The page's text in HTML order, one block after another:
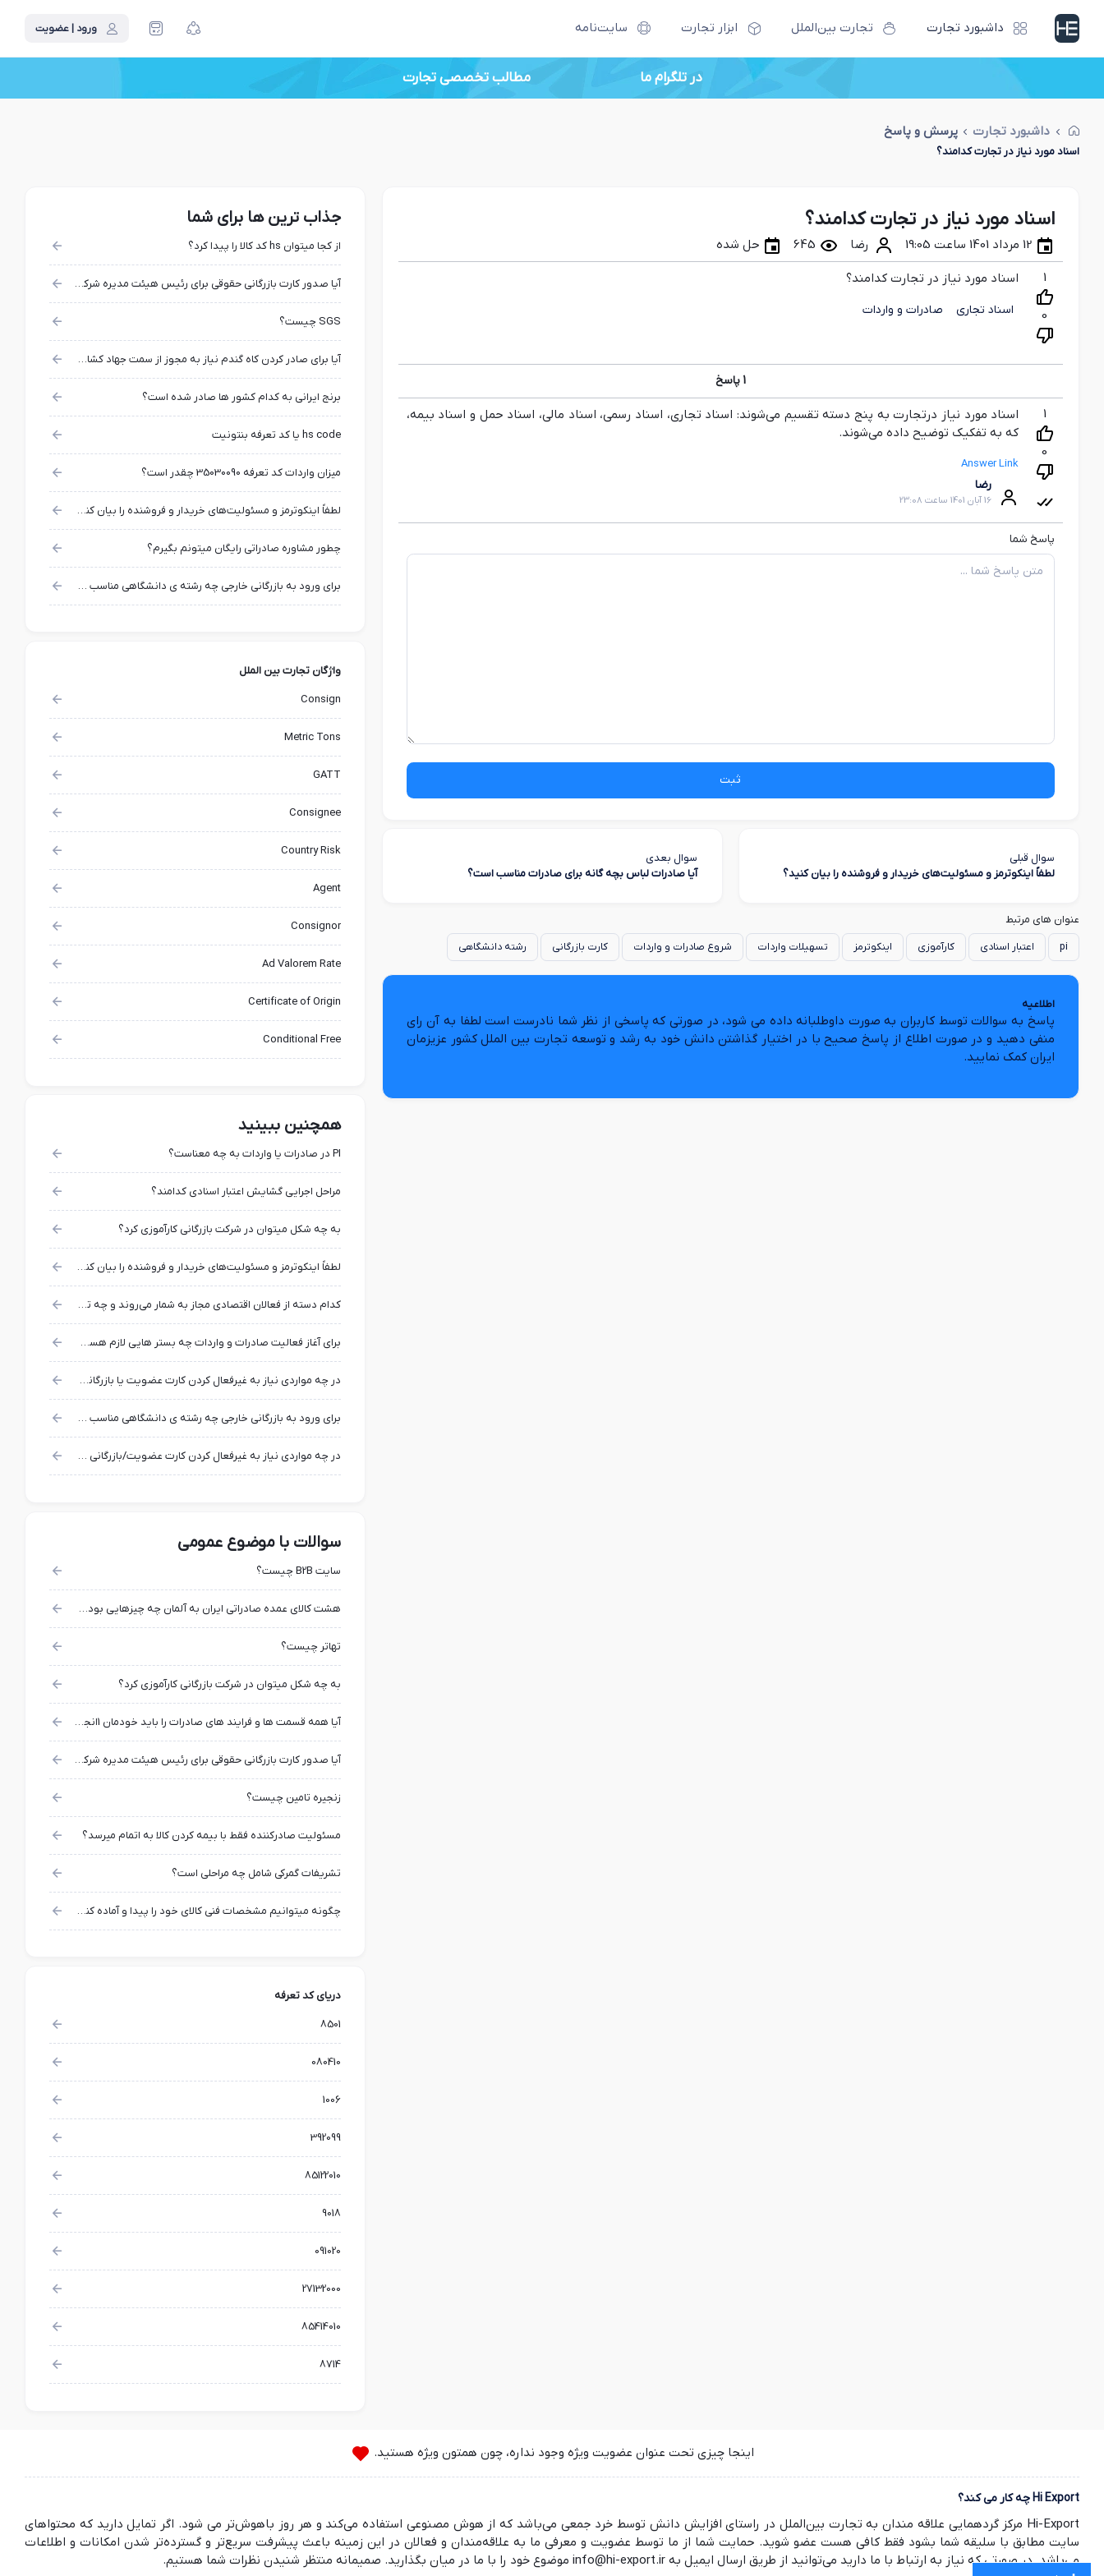
داشبورد تجارت تجارت بین‌الملل ابزار تجارت سایت‌نامه ورود | عضویت
در تلگرام ما مطالب تخصصی تجارت
داشبورد تجارت پرسش و پاسخ
اسناد مورد نیاز در تجارت کدامند؟
اسناد مورد نیاز در تجارت کدامند؟
12 مرداد 1401 ساعت 19:05 رضا 645 حل شده
1
0
اسناد مورد نیاز در تجارت کدامند؟
اسناد تجاری صادرات و واردات
1 پاسخ
1
0
اسناد مورد نیاز درتجارت به پنج دسته تقسیم می‌شوند: اسناد تجاری، اسناد رسمی، اسناد مالی، اسناد حمل و اسناد بیمه،
که به تفکیک توضیح داده می‌شوند.
Answer Link
رضا
16 آبان 1401 ساعت 23:08
پاسخ شما
ثبت
سوال قبلی
لطفاً اینکوترمز و مسئولیت‌های خریدار و فروشنده را بیان کنید؟
سوال بعدی
آیا صادرات لباس بچه گانه برای صادرات مناسب است؟
عنوان های مرتبط
pi اعتبار اسنادی کارآموزی اینکوترمز تسهیلات واردات شروع صادرات و واردات کارت بازرگانی رشته دانشگاهی
اطلاعیه
پاسخ به سوالات توسط کاربران به صورت داوطلبانه داده می شود، در صورتی که پاسخی از نظر شما نادرست است لطفا به آن رای
منفی دهید و در صورت اطلاع از پاسخ صحیح با در اختیار گذاشتن دانش خود به رشد و توسعه تجارت بین الملل کشور عزیزمان
ایران کمک نمایید.
جذاب ترین ها برای شما
از کجا میتوان hs کد کالا را پیدا کرد؟
آیا صدور کارت بازرگانی حقوقی برای رئیس هیئت مدیره شرکت امکان پذیر است؟
SGS چیست؟
آیا برای صادر کردن کاه گندم نیاز به مجوز از سمت جهاد کشاورزی دارم؟
برنج ایرانی به کدام کشور ها صادر شده است؟
hs code یا کد تعرفه بنتونیت
میزان واردات کد تعرفه 35030090 چقدر است؟
لطفاً اینکوترمز و مسئولیت‌های خریدار و فروشنده را بیان کنید؟
چطور مشاوره صادراتی رایگان میتونم بگیرم؟
برای ورود به بازرگانی خارجی چه رشته ی دانشگاهی مناسب تر است؟
واژگان تجارت بین الملل
Consign
Metric Tons
GATT
Consignee
Country Risk
Agent
Consignor
Ad Valorem Rate
Certificate of Origin
Conditional Free
همچنین ببینید
PI در صادرات یا واردات به چه معناست؟
مراحل اجرایی گشایش اعتبار اسنادی کدامند؟
به چه شکل میتوان در شرکت بازرگانی کارآموزی کرد؟
لطفاً اینکوترمز و مسئولیت‌های خریدار و فروشنده را بیان کنید؟
کدام دسته از فعالان اقتصادی مجاز به شمار می‌روند و چه تسهیلاتی به آنها تعلق می‌گیرد؟
برای آغاز فعالیت صادرات و واردات چه بستر هایی لازم هست؟
در چه مواردی نیاز به غیرفعال کردن کارت عضویت یا بازرگانی وجود دارد؟
برای ورود به بازرگانی خارجی چه رشته ی دانشگاهی مناسب تر است؟
در چه مواردی نیاز به غیرفعال کردن کارت عضویت/بازرگانی وجود دارد؟
سوالات با موضوع عمومی
سایت B2B چیست؟
هشت کالای عمده صادراتی ایران به آلمان چه چیزهایی بوده است؟
تهاتر چیست؟
به چه شکل میتوان در شرکت بازرگانی کارآموزی کرد؟
آیا همه قسمت ها و فرایند های صادرات را باید خودمان 1انجام دهیم و ریسک های آن را بپذیریم؟
آیا صدور کارت بازرگانی حقوقی برای رئیس هیئت مدیره شرکت امکان پذیر است؟
زنجیره تامین چیست؟
مسئولیت صادرکننده فقط با بیمه کردن کالا به اتمام میرسد؟
تشریفات گمرکی شامل چه مراحلی است؟
چگونه میتوانیم مشخصات فنی کالای خود را پیدا و آماده کنیم؟
دریای کد تعرفه
8501
080410
1006
392099
85122010
9018
091020
27132000
85414010
8714
اینجا چیزی تحت عنوان عضویت ویژه وجود نداره، چون همتون ویژه هستید.
Hi Export چه کار می کند؟
Hi-Export مرکز گردهمایی علاقه مندان به تجارت بین‌الملل در راستای افزایش دانش توسط خرد جمعی می‌باشد که از هوش مصنوعی استفاده می‌کند و هر روز باهوش‌تر می شود. اگر تمایل دارید که محتواهای
سایت مطابق با سلیقه شما بشود فقط کافی هست عضو شوید. حمایت شما از ما توسط عضویت و معرفی ما به علاقه‌مندان و فعالان در این زمینه باعث پیشرفت سریع‌تر و گسترده‌تر شدن امکانات و اطلاعات
می‌باشد. در صورتی که نیاز به ارتباط با ما دارید می‌توانید از طریق ارسال ایمیل به info@hi-export.ir موضوع خود را با ما در میان بگذارید. صمیمانه منتظر شنیدن نظرات شما هستیم.